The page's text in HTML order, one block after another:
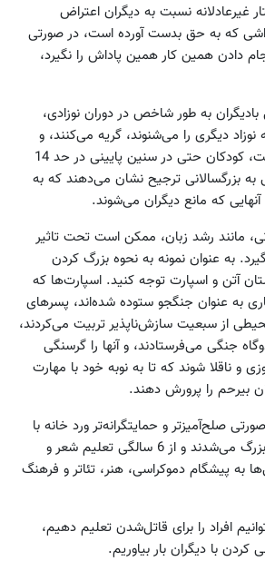
غیرعادلانه نسبت به دیگران اعتراض
که به حق بدست آورده است، در صورتی
دادن همین کار همین پاداش را نگیرد،
به طور شاخص در دوران نوزادی،
نوزاد دیگری را می‌شنوند، گریه می‌کنند، و
بررسی‌ها نشان داده است، کودکان حتی در سنین پایینی در حد 14
بزرگسالانی ترجیح نشان می‌دهند که به
که مانع دیگران می‌شوند.
مانند رشد زبان، ممکن است تحت تاثیر
به عنوان نمونه به نحوه بزرگ کردن
آتن و اسپارت توجه کنید. اسپارت‌ها که
به عنوان جنگجو ستوده شده‌اند، پسرهای
از سبعیت سازش‌ناپذیر تربیت می‌کردند،
به اردوگاه جنگی می‌فرستادند، و آنها را گرسنگی
و ناقلا شوند که تا به نوبه خود با مهارت
بیرحم را پرورش دهند.
صلح‌آمیزتر و حمایتگرانه‌تر ورد خانه با
مادران و پرستاران‌شان بزرگ می‌شدند و از 6 سالگی تعلیم شعر و
به پیشگام دموکراسی، هنر، تئاتر و فرهنگ
افراد را برای قاتل‌شدن تعلیم دهیم،
کردن با دیگران بار بیاوریم.